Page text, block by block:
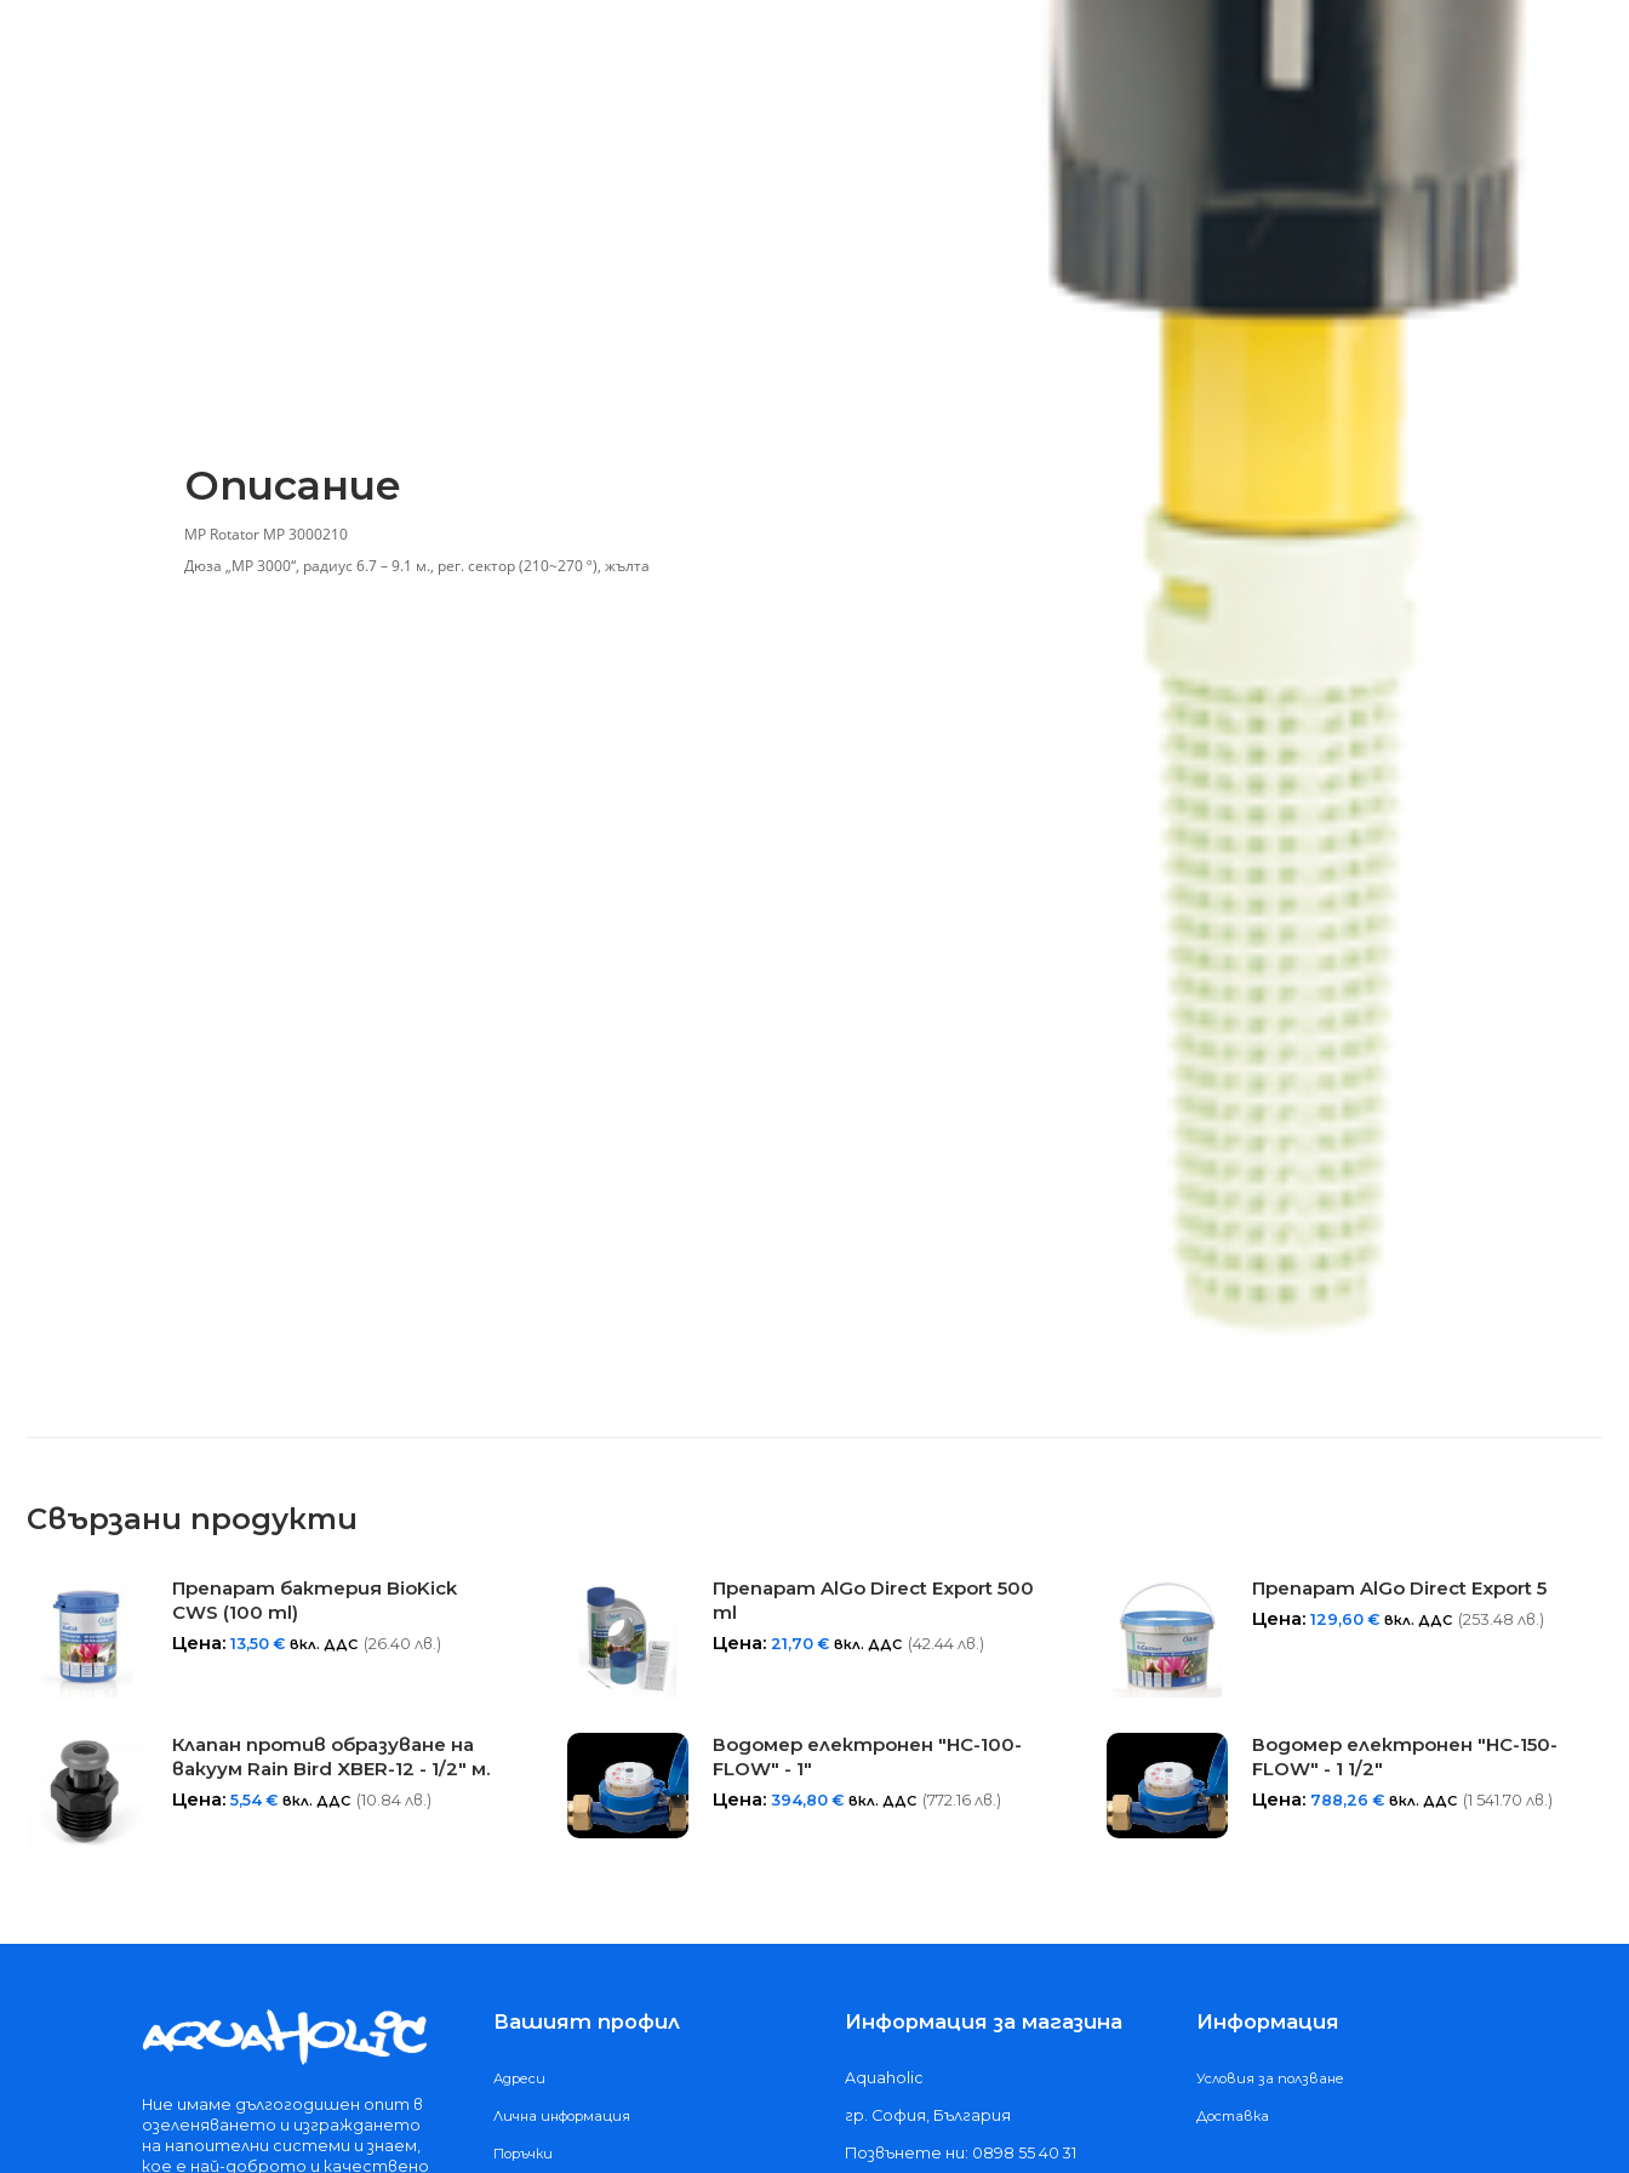
Описание
MP Rotator MP 3000210
Дюза „МР 3000“, радиус 6.7 – 9.1 м., рег. сектор (210~270 º), жълта
Свързани продукти
Препарат бактерия BioKick
CWS (100 ml)
Цена:13,50€ вкл. ДДС (26.40 лв.)
Препарат AlGo Direct Export 500
ml
Цена: 21,70 € вкл. ДДС (42.44 лв.)
Препарат AlGo Direct Export 5
Цена: 129,60 € вкл. ДДС (253.48 лв.)
Клапан против образуване на
вакуум Rain Bird XBER-12 - 1/2" м.
Цена:5,54€ вкл. ДДС (10.84 лв.)
Водомер електронен "HC-100-
FLOW" - 1"
Цена: 394,80 € вкл. ДДС (772.16 лв.)
Водомер електронен "HC-150-
FLOW" - 1 1/2"
Цена: 788,26 € вкл. ДДС (1 541.70 лв.)
Ние имаме дългогодишен опит в
озеленяването и изграждането
на напоителни системи и знаем,
кое е най-доброто и качествено
Вашият профил
Адреси
Лична информация
Поръчки
Информация за магазина
Aquaholic
гр. София, България
Позвънете ни: 0898 55 40 31
Информация
Условия за ползване
Доставка